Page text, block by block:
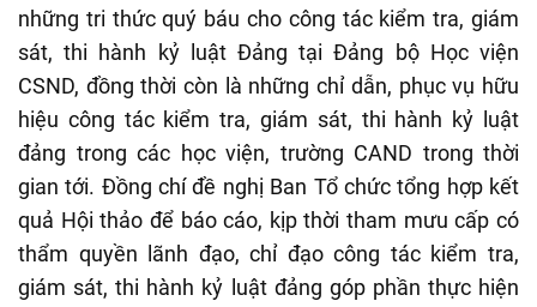
những tri thức quý báu cho công tác kiểm tra, giám
sát, thi hành kỷ luật Đảng tại Đảng bộ Học viện
CSND, đồng thời còn là những chỉ dẫn, phục vụ hữu
hiệu công tác kiểm tra, giám sát, thi hành kỷ luật
đảng trong các học viện, trường CAND trong thời
gian tới. Đồng chí đề nghị Ban Tổ chức tổng hợp kết
quả Hội thảo để báo cáo, kịp thời tham mưu cấp có
thẩm quyền lãnh đạo, chỉ đạo công tác kiểm tra,
giám sát, thi hành kỷ luật đảng góp phần thực hiện